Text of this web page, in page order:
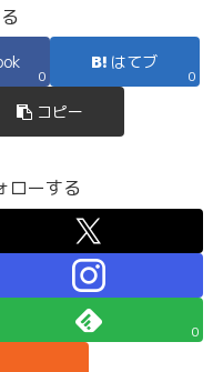
0
はてブ
0
コピー
ローする
0